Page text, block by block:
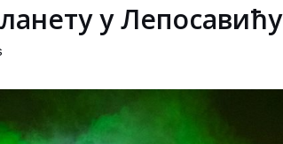
у Лепосавићу